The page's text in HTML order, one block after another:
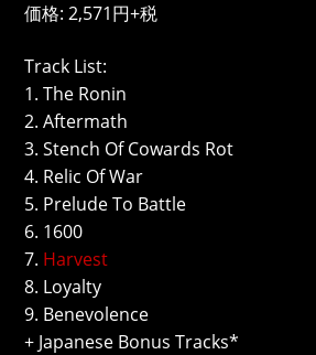
価格: 2,571円+税
Track List:
1. The Ronin
2. Aftermath
3. Stench Of Cowards Rot
4. Relic Of War
5. Prelude To Battle
6. 1600
7. Harvest
8. Loyalty
9. Benevolence
+ Japanese Bonus Tracks*